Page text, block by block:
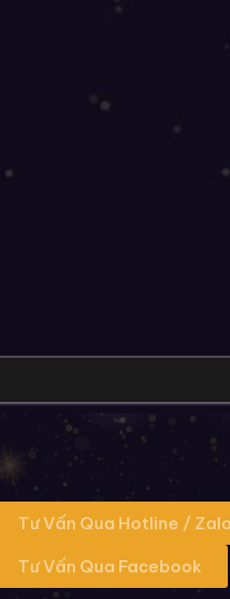
Tư Vấn Qua Hotline /
Tư Vấn Qua Facebook